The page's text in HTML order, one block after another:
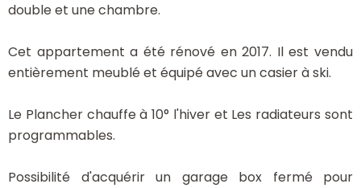
double et une chambre.
Cet appartement a été rénové en 2017. Il est vendu
entièrement meublé et équipé avec un casier à ski.
Le Plancher chauffe à 10° l'hiver et Les radiateurs sont
programmables.
Possibilité d'acquérir un garage box fermé pour